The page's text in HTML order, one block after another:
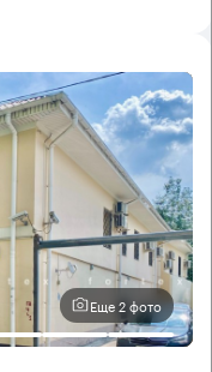
Еще 2 фото